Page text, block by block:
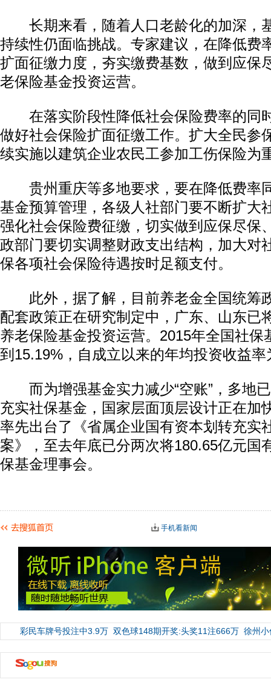
长期来看，随着人口老龄化的加深，
持续性仍面临挑战。专家建议，在降低费
扩面征缴力度，夯实缴费基数，做到应保
老保险基金投资运营。
在落实阶段性降低社会保险费率的同
做好社会保险扩面征缴工作。扩大全民参
续实施以建筑企业农民工参加工伤保险为
贵州重庆等多地要求，要在降低费率
基金预算管理，各级人社部门要不断扩大
强化社会保险费征缴，切实做到应保尽保
政部门要切实调整财政支出结构，加大对
保各项社会保险待遇按时足额支付。
此外，据了解，目前养老金全国统筹
配套政策正在研究制定中，广东、山东已
养老保险基金投资运营。2015年全国社保
到15.19%，自成立以来的年均投资收益率
而为增强基金实力减少“空账”，多地
充实社保基金，国家层面顶层设计正在加
率先出台了《省属企业国有资本划转充实
案》，至去年底已分两次将180.65亿元国
保基金理事会。
手机看新闻
彩民车牌号投注中3.9万 双色球148期开奖:头奖11注666万 徐州